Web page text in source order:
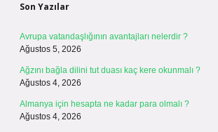
Son Yazılar
Avrupa vatandaşlığının avantajları nelerdir ?
Ağustos 5, 2026
Ağzını bağla dilini tut duası kaç kere okunmalı ?
Ağustos 4, 2026
Almanya için hesapta ne kadar para olmalı ?
Ağustos 4, 2026